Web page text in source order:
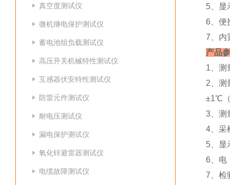
真空度测试仪
微机继电保护测试仪
蓄电池组负载测试仪
高压开关机械特性测试仪
互感器伏安特性测试仪
防雷元件测试仪
耐电压测试仪
漏电保护测试仪
氧化锌避雷器测试仪
电缆故障测试仪
5、显
6、便
7、内
产品
1、
2、
±1℃
3、测
4、采
5、显
6、
7、检